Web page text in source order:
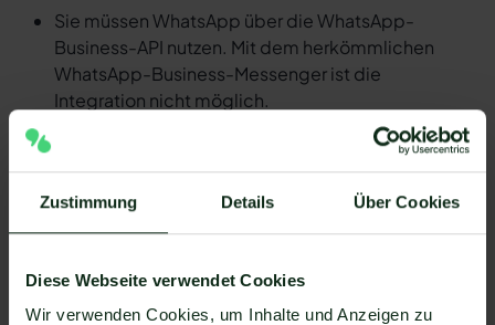
Zustimmung Details Über Cookies
Diese Webseite verwendet Cookies
Wir verwenden Cookies, um Inhalte und Anzeigen zu
Sie müssen WhatsApp über die WhatsApp-
Business-API nutzen. Mit dem herkömmlichen
WhatsApp-Business-Messenger ist die
Integration nicht möglich.
Ihr WhatsApp Business API Anbieter muss die
nötige Software bereitstellen, um die Integration
zu ermöglichen. Längst nicht alle Anbieter der
WhatsApp API sind in der Lage, eine Integration
von Let's Connect und WhatsApp zu ermöglichen.
Integration über 6.000 Apps zur Verfügung, die
Sie mit WhatsApp verbinden können. Darunter ist